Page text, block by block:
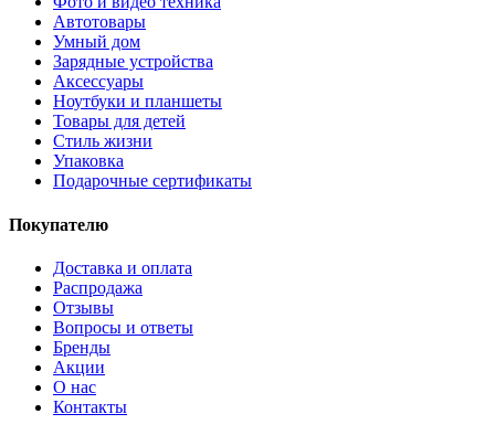
Автотовары
Умный дом
Зарядные устройства
Аксессуары
Ноутбуки и планшеты
Товары для детей
Стиль жизни
Упаковка
Подарочные сертификаты
Покупателю
Доставка и оплата
Распродажа
Отзывы
Вопросы и ответы
Бренды
Акции
О нас
Контакты